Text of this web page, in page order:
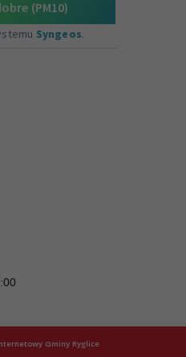
Gminy Ryglice